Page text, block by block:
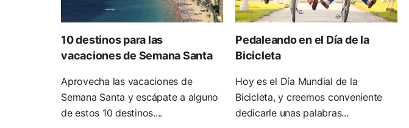
10 destinos para las
vacaciones de Semana Santa
Aprovecha las vacaciones de
Semana Santa y escápate a alguno
de estos 10 destinos....
Pedaleando en el Día de la
Bicicleta
Hoy es el Día Mundial de la
Bicicleta, y creemos conveniente
dedicarle unas palabras...